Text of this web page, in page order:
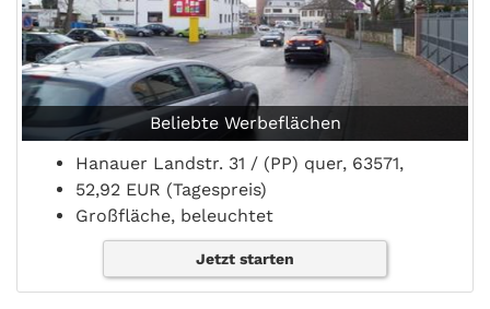
Beliebte Werbeflächen
Hanauer Landstr. 31 / (PP) quer, 63571,
52,92 EUR (Tagespreis)
Großfläche, beleuchtet
Jetzt starten